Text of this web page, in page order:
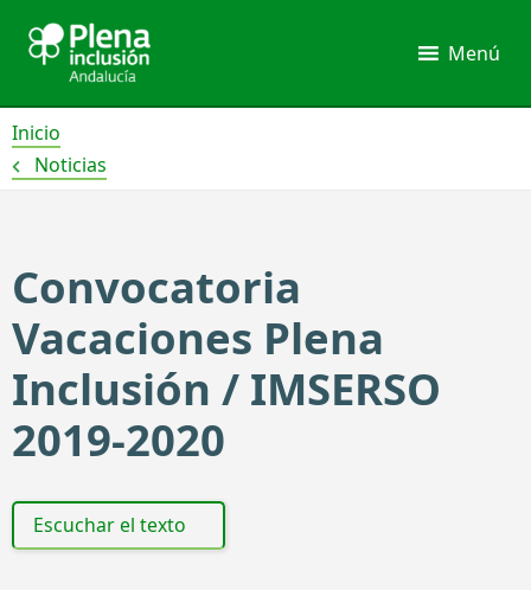
contenido
Menú
Inicio
Noticias
Convocatoria
Vacaciones Plena
Inclusión / IMSERSO
2019-2020
Escuchar el texto